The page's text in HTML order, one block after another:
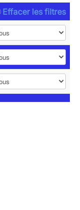
Effacer les filtres